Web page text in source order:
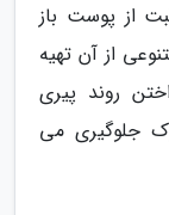
از پوست باز
از آن تهیه
روند پیری
جلوگیری می